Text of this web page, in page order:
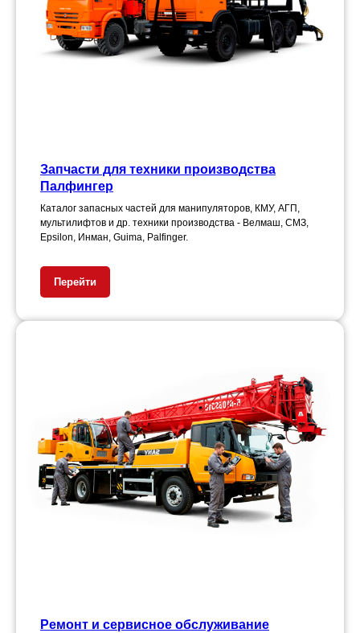
Запчасти для техники производства
Палфингер
Каталог запасных частей для манипуляторов, КМУ, АГП,
мультилифтов и др. техники производства - Велмаш, СМЗ,
Epsilon, Инман, Guima, Palfinger.
Перейти
Ремонт и сервисное обслуживание